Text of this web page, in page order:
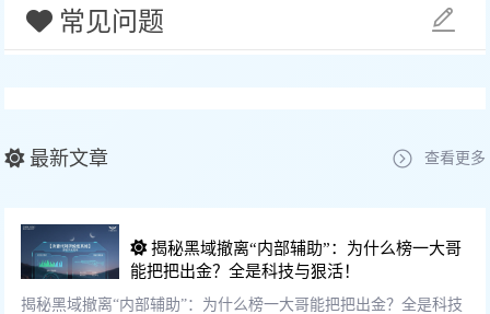
常见问题
查看更多
最新文章
揭秘黑域撤离“内部辅助”：为什么榜一大哥
能把把出金？全是科技与狠活！
揭秘黑域撤离“内部辅助”：为什么榜一大哥能把把出金？全是科技